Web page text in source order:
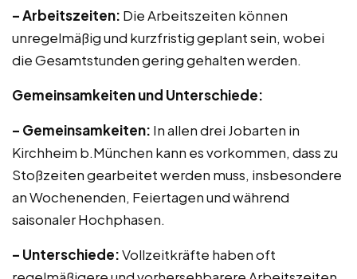
– Arbeitszeiten: Die Arbeitszeiten können
unregelmäßig und kurzfristig geplant sein, wobei
die Gesamtstunden gering gehalten werden.
Gemeinsamkeiten und Unterschiede:
– Gemeinsamkeiten: In allen drei Jobarten in
Kirchheim b.München kann es vorkommen, dass zu
Stoßzeiten gearbeitet werden muss, insbesondere
an Wochenenden, Feiertagen und während
saisonaler Hochphasen.
– Unterschiede:Vollzeitkräfte haben oft